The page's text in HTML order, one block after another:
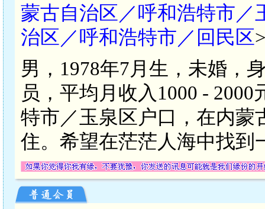
蒙古自治区／呼和浩特市／
治区／呼和浩特市／回民区
男，1978年7月生，未婚，
员，平均月收入1000 -
特市／玉泉区户口，在内蒙
住。希望在茫茫人海中找到